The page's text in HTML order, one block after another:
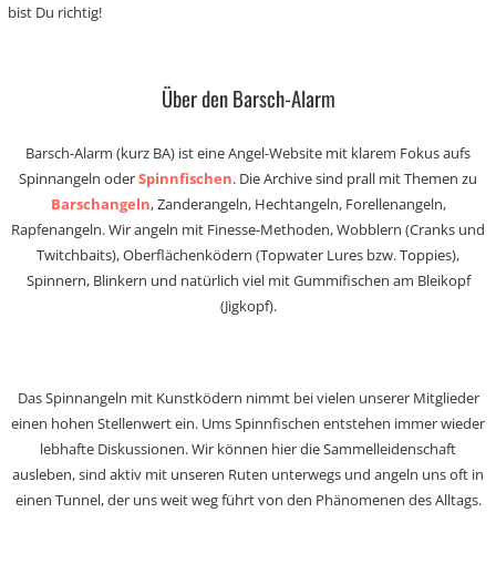
bist Du richtig!
Über den Barsch-Alarm
Barsch-Alarm (kurz BA) ist eine Angel-Website mit klarem Fokus aufs
Spinnangeln oderSpinnfischen. Die Archive sind prall mit Themen zu
Barschangeln, Zanderangeln, Hechtangeln, Forellenangeln,
Rapfenangeln. Wir angeln mit Finesse-Methoden, Wobblern (Cranks und
Twitchbaits), Oberflächenködern (Topwater Lures bzw. Toppies),
Spinnern, Blinkern und natürlich viel mit Gummifischen am Bleikopf
(Jigkopf).
Das Spinnangeln mit Kunstködern nimmt bei vielen unserer Mitglieder
einen hohen Stellenwert ein. Ums Spinnfischen entstehen immer wieder
lebhafte Diskussionen. Wir können hier die Sammelleidenschaft
ausleben, sind aktiv mit unseren Ruten unterwegs und angeln uns oft in
einen Tunnel, der uns weit weg führt von den Phänomenen des Alltags.